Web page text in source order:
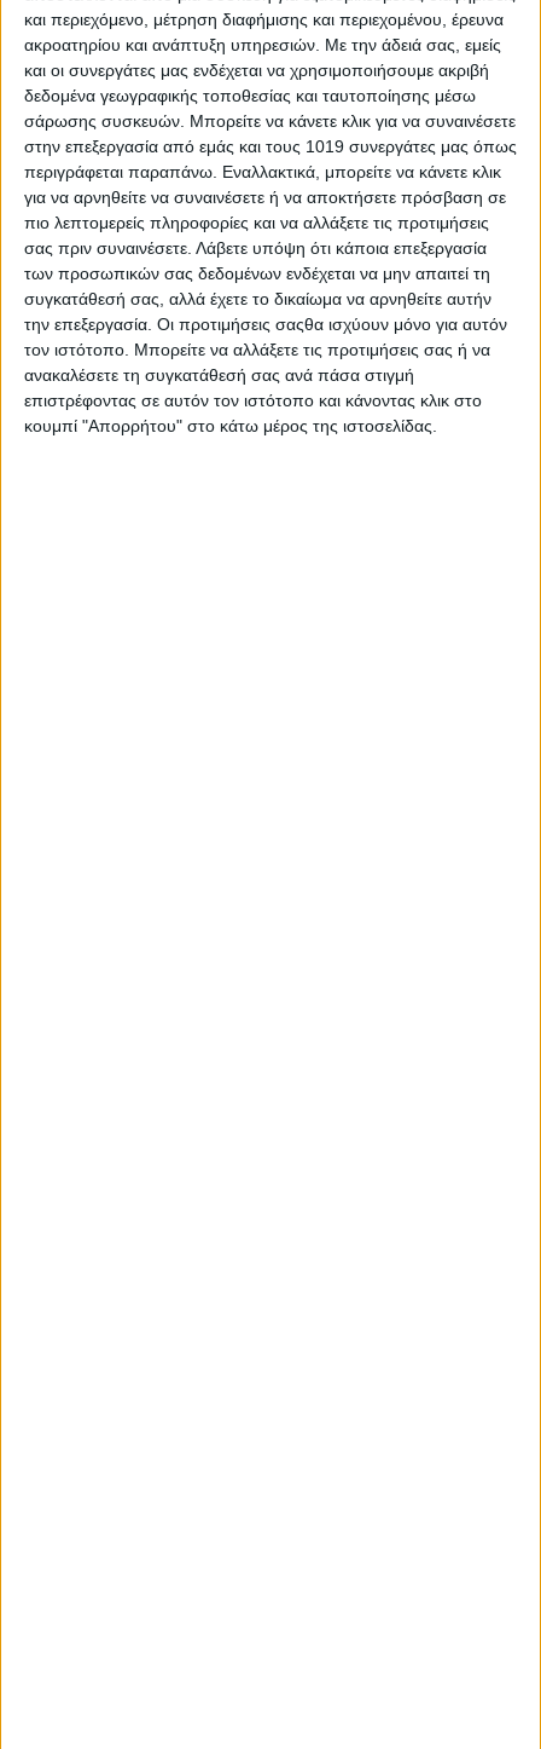
και περιεχόμενο, μέτρηση διαφήμισης και περιεχομένου, έρευνα
ακροατηρίου και ανάπτυξη υπηρεσιών. Με την άδειά σας, εμείς
και οι συνεργάτες μας ενδέχεται να χρησιμοποιήσουμε ακριβή
δεδομένα γεωγραφικής τοποθεσίας και ταυτοποίησης μέσω
σάρωσης συσκευών. Μπορείτε να κάνετε κλικ για να συναινέσετε
στην επεξεργασία από εμάς και τους 1019 συνεργάτες μας όπως
περιγράφεται παραπάνω. Εναλλακτικά, μπορείτε να κάνετε κλικ
για να αρνηθείτε να συναινέσετε ή να αποκτήσετε πρόσβαση σε
πιο λεπτομερείς πληροφορίες και να αλλάξετε τις προτιμήσεις
σας πριν συναινέσετε. Λάβετε υπόψη ότι κάποια επεξεργασία
των προσωπικών σας δεδομένων ενδέχεται να μην απαιτεί τη
συγκατάθεσή σας, αλλά έχετε το δικαίωμα να αρνηθείτε αυτήν
την επεξεργασία. Οι προτιμήσεις σαςθα ισχύουν μόνο για αυτόν
τον ιστότοπο. Μπορείτε να αλλάξετε τις προτιμήσεις σας ή να
ανακαλέσετε τη συγκατάθεσή σας ανά πάσα στιγμή
επιστρέφοντας σε αυτόν τον ιστότοπο και κάνοντας κλικ στο
κουμπί "Απορρήτου" στο κάτω μέρος της ιστοσελίδας.
ΥΠΟΨΗΦΙΑ ΜΕΛΗ ΔΙΟΙΚΗΤΙΚΟΥ ΣΥΜΒΟΥΛΙΟΥ
Γιάννης Παύλου 19 (εκλέχτηκε)
Κωνσταντίνος Αναγνωστάκης 17 (εκλέχτηκε)
Γιάννης Λιάσκος 17 (εκλέχτηκε)
Στέφανος Σωτηρίου 17 (εκλέχτηκε)
Βαγγέλης Τσαλιαγκός 9 (εκλέχτηκε)
Φώτης Παπουτσής 8 (εκλέχτηκε)
Γεωργίου Χατζηστάμου 5
Ελευθερία Κοττίδου 4
Ιωάννα Σαμαρά 3
Φωτό – video kontastaspor.blogspot.com
Share
Share Post Email Print